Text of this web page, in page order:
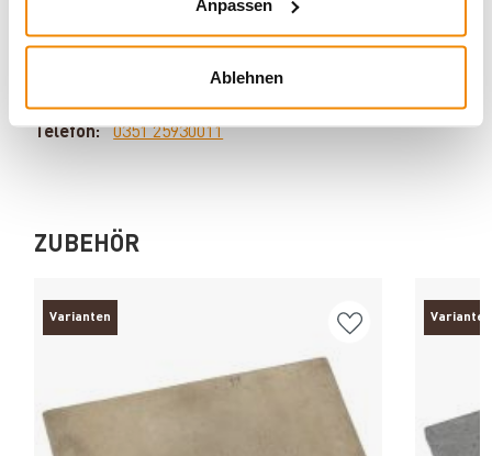
Anpassen
Ablehnen
Problem ungelöst. Haben Sie Fragen zu unseren
Produkten? Dann kontaktieren Sie uns gern unter:
Telefon:
0351 25930011
ZUBEHÖR
Varianten Varianten